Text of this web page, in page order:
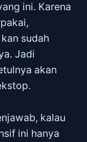
ini. Karena
sudah
Jadi
akan
kalau
ini hanya